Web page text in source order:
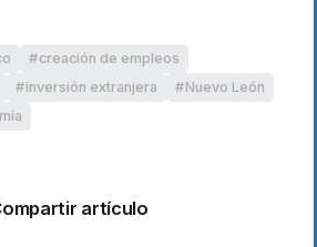
creación de empleos
inversión extranjera
Nuevo León
artículo